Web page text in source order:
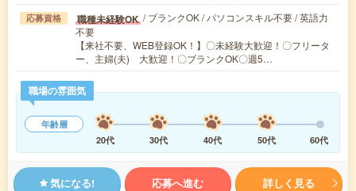
応募資格 職種未経験OK / ブランクOK / パソコンスキル不要 / 英語力
不要
【来社不要、WEB登録OK！】〇未経験大歓迎！〇フリータ
ー、主婦(夫) 大歓迎！〇ブランクOK〇週5…
職場の雰囲気
年齢層
20代
30代 40代 50代 60代
気になる! 応募へ進む 詳しく見る